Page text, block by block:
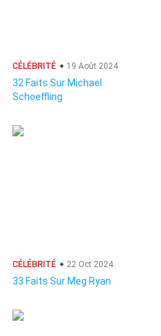
CÉLÉBRITÉ 19 Août 2024
32 Faits Sur Michael
Schoeffling
CÉLÉBRITÉ 22 Oct 2024
33 Faits Sur Meg Ryan